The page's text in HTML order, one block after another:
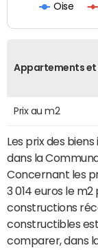
Oise
Appartements et
Prix au m2
Les prix des
dans la
Concernant les
3 014 euros le
constructions
constructibles est
comparer, dans